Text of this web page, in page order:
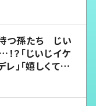
つ孫たち じい
？「じいじイケ
レ」「嬉しくて可